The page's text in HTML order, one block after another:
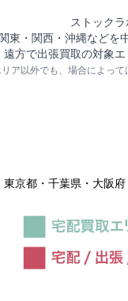
ストック
東・関西・沖縄などを
遠方で出張買取の対象
ア以外でも、場合によって
東京都・千葉県・大阪